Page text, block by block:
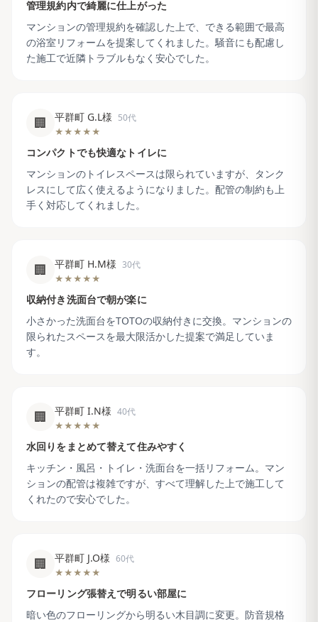
管理規約内で綺麗に仕上がった
マンションの管理規約を確認した上で、できる範囲で最高
の浴室リフォームを提案してくれました。騒音にも配慮し
た施工で近隣トラブルもなく安心でした。
🏢 平群町 G.L様 50代
★★★★★
コンパクトでも快適なトイレに
マンションのトイレスペースは限られていますが、タンク
レスにして広く使えるようになりました。配管の制約も上
手く対応してくれました。
🏢 平群町 H.M様 30代
★★★★★
収納付き洗面台で朝が楽に
小さかった洗面台をTOTOの収納付きに交換。マンションの
限られたスペースを最大限活かした提案で満足していま
す。
🏢 平群町 I.N様 40代
★★★★★
水回りをまとめて替えて住みやすく
キッチン・風呂・トイレ・洗面台を一括リフォーム。マン
ションの配管は複雑ですが、すべて理解した上で施工して
くれたので安心でした。
🏢 平群町 J.O様 60代
★★★★★
フローリング張替えで明るい部屋に
暗い色のフローリングから明るい木目調に変更。防音規格